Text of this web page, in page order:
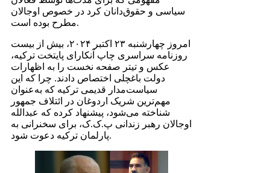
سیاسی و حقوق‌دانان کرد در خصوص اوجالان
مطرح بوده است.
امروز چهارشنبه ۲۳ اکتبر ۲۰۲۴، بیش از بیست
روزنامه سراسری چاپ آنکارای پایتخت ترکیه،
عکس و تیتر صفحه نخست را به اظهارات
دولت باغچلی اختصاص دادند. چرا که این
سیاست‌مدار قدیمی ترکیه که به‌عنوان
مهم‌ترین شریک اردوغان در ائتلاف جمهور
شناخته می‌شود، پیشنهاد کرده که عبدالله
اوجالان رهبر زندانی پ.ک.ک، برای سخنرانی به
پارلمان ترکیه دعوت شود.